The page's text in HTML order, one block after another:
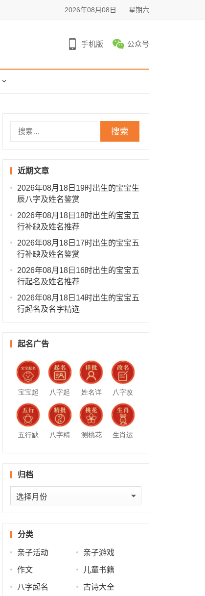
2026年08月08日 星期六
手机版 公众号
近期文章
2026年08月18日19时出生的宝宝生
辰八字及姓名鉴赏
2026年08月18日18时出生的宝宝五
行补缺及姓名推荐
2026年08月18日17时出生的宝宝五
行补缺及姓名鉴赏
2026年08月18日16时出生的宝宝五
行起名及姓名推荐
2026年08月18日14时出生的宝宝五
行起名及名字精选
起名广告
宝宝起
名
八字起
名
姓名详
批
八字改
名
五行缺
八字精
测桃花
生肖运
归档
归
档
分类
亲子活动 亲子游戏
作文 儿童书籍
八字起名 古诗大全